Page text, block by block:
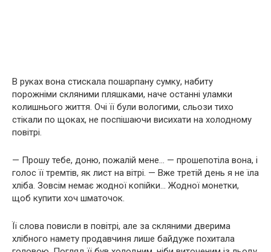
В руках вона стискала пошарпану сумку, набиту
порожніми скляними пляшками, наче останні уламки
колишнього життя. Очі її були вологими, сльози тихо
стікали по щоках, не поспішаючи висихати на холодному
повітрі.
— Прошу тебе, доню, пожалій мене… — прошепотіла вона, і
голос її тремтів, як лист на вітрі. — Вже третій день я не їла
хліба. Зовсім немає жодної копійки… Жодної монетки,
щоб купити хоч шматочок.
Її слова повисли в повітрі, але за скляними дверима
хлібного намету продавчиня лише байдуже похитала